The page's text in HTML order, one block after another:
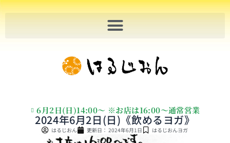
内
容
6月2日(日)14:00～ ※お店は16:00〜通常営業
2024年6月2日(日)《飲めるヨガ》
はるじおん 更新日： 2024年6月1日 はるじおんヨガ